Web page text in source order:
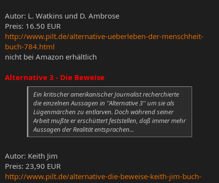
obwohl nur ein Teil des geheimen Materials
veröffentlicht wurde. Die vollständigen Unterlagen und
weitere Materialien haben Eingang in dieses Buch
gefunden. Ein durchweg erschreckendes Buch.
Autor: L. Watkins und D. Ambrose
Preis: 16.50 EUR
http://www.pilt.de/alternative-ueberleben-der-menschheit-
buch-784.html
nicht bei Amazon erhältlich
Alternative 3 - Die Beweise
Ein kritischer amerikanischer Journalist recherchierte
die einzelnen Aussagen in ''Alternative 3'' um sie als
Lügenmärchen zu entlarven. Doch während seiner
Arbeit mußte er erschüttert feststellen, daß immer mehr
Aussagen der Realität entsprachen...
Autor: Keith Jim
Preis: 23,90 EUR
http://www.pilt.de/alternative-die-beweise-keith-jim-buch-